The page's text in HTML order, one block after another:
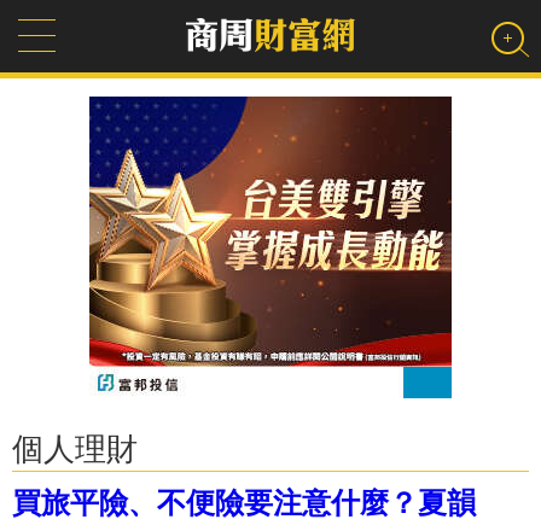
個人理財
買旅平險、不便險要注意什麼？夏韻